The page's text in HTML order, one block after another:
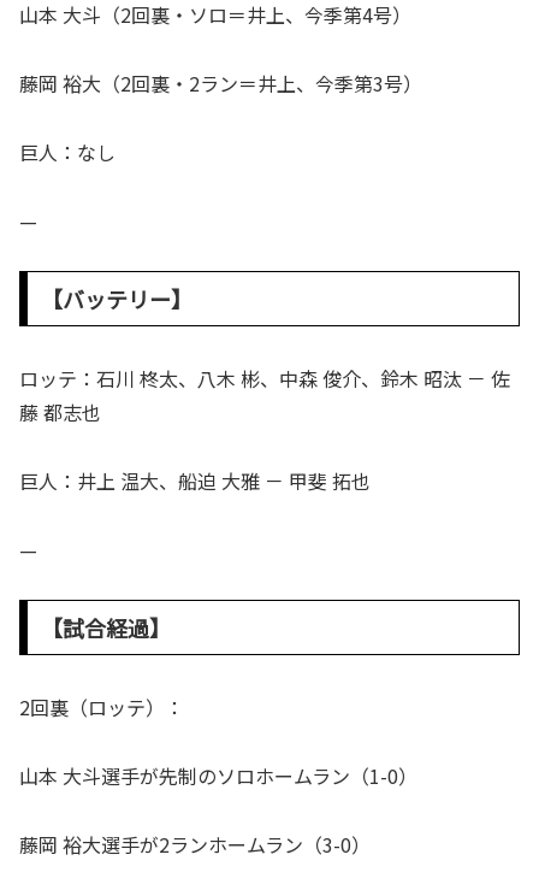
山本 大斗（2回裏・ソロ＝井上、今季第4号）
藤岡 裕大（2回裏・2ラン＝井上、今季第3号）
巨人：なし
—
【バッテリー】
ロッテ：石川 柊太、八木 彬、中森 俊介、鈴木 昭汰 － 佐
藤 都志也
巨人：井上 温大、船迫 大雅 － 甲斐 拓也
—
【試合経過】
2回裏（ロッテ）：
山本 大斗選手が先制のソロホームラン（1-0）
藤岡 裕大選手が2ランホームラン（3-0）